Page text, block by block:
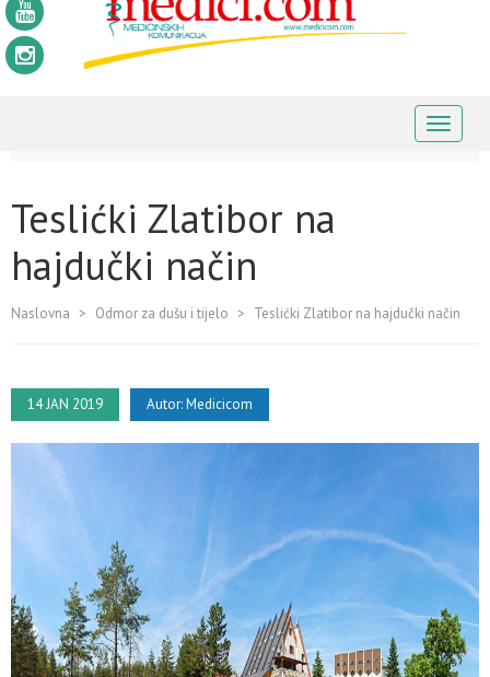
Teslićki Zlatibor na
hajdučki način
Naslovna > Odmor za dušu i tijelo > Teslićki Zlatibor na hajdučki način
14 JAN 2019 Autor:Medicicom